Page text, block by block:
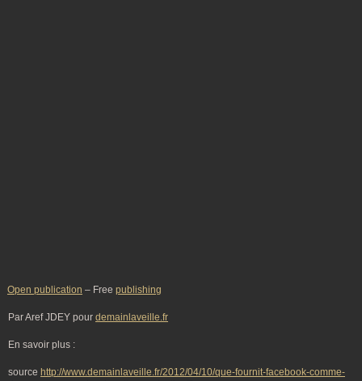
Open publication – Free publishing
Par Aref JDEY pour demainlaveille.fr
En savoir plus :
source http://www.demainlaveille.fr/2012/04/10/que-fournit-facebook-comme-